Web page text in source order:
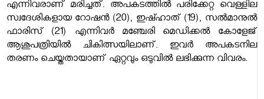
എന്നിവരാണ് മരിച്ചത്. അപകടത്തില്‍ പരിക്കേറ്റ വെള്ളില
സ്വദേശികളായ റോഷന്‍ (20), ഇഷ്ഹാത് (19), സല്‍മാനുല്‍
ഫാരിസ് (21) എന്നിവര്‍ മഞ്ചേരി മെഡിക്കല്‍ കോളേജ്
ആശുപത്രിയില്‍ ചികിത്സയിലാണ്. ഇവര്‍ അപകടനില
തരണം ചെയ്തതായാണ് ഏറ്റവും ഒടുവില്‍ ലഭിക്കുന്ന വിവരം.